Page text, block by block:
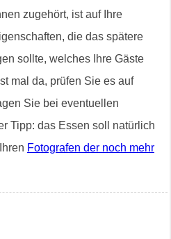
zugehört, ist auf Ihre
die das spätere
sollte, welches Ihre Gäste
mal da, prüfen Sie es auf
Sie bei eventuellen
Tipp: das Essen soll natürlich
Fotografen der noch mehr